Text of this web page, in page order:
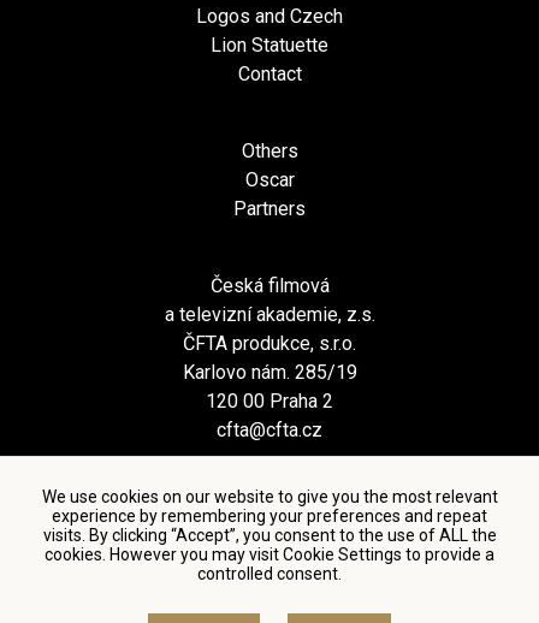
We use cookies on our website to give you the most relevant
experience by remembering your preferences and repeat
visits. By clicking “Accept”, you consent to the use of ALL the
cookies. However you may visit Cookie Settings to provide a
controlled consent.
Logos and Czech
Lion Statuette
Contact
Others
Oscar
Partners
Česká filmová
a televizní akademie, z.s.
ČFTA produkce, s.r.o.
Karlovo nám. 285/19
120 00 Praha 2
cfta@cfta.cz
Terms and conditions of using personal data and privacy